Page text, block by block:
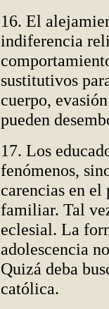
16. El
indiferencia
sustitutivos
cuerpo,
pueden
17. Los
fenómenos,
carencias en
familiar. Tal
eclesial. La
adolescencia
Quizá deba
católica.